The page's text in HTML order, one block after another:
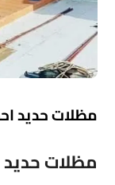
مظلات حديد
مظلات حديد